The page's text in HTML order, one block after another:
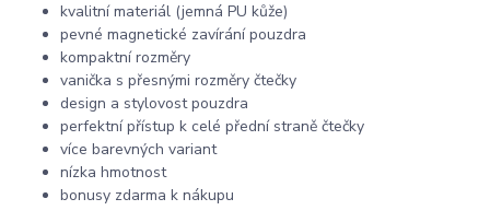
kvalitní materiál (jemná PU kůže)
pevné magnetické zavírání pouzdra
kompaktní rozměry
vanička s přesnými rozměry čtečky
design a stylovost pouzdra
perfektní přístup k celé přední straně čtečky
více barevných variant
nízka hmotnost
bonusy zdarma k nákupu